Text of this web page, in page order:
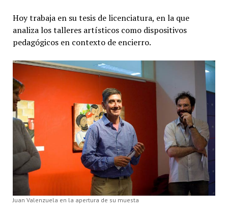
Hoy trabaja en su tesis de licenciatura, en la que
analiza los talleres artísticos como dispositivos
pedagógicos en contexto de encierro.
Juan Valenzuela en la apertura de su muesta